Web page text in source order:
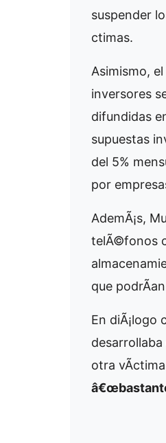
suspender
ctimas.
Asimismo,
inversores
difundidas
supuestas
del 5%
por
AdemÃ¡s,
telÃ©fonos
que
En diÃ¡logo
otra